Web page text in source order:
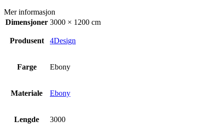
Mer informasjon
Dimensjoner 3000 × 1200 cm
Produsent 4Design
Farge Ebony
Materiale Ebony
Lengde 3000